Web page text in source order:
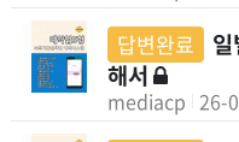
답변완료
해서
mediacp 26-